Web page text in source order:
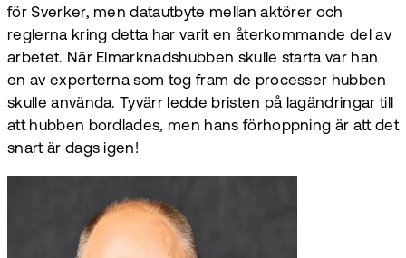
för Sverker, men datautbyte mellan aktörer och
reglerna kring detta har varit en återkommande del av
arbetet. När Elmarknadshubben skulle starta var han
en av experterna som tog fram de processer hubben
skulle använda. Tyvärr ledde bristen på lagändringar till
att hubben bordlades, men hans förhoppning är att det
snart är dags igen!